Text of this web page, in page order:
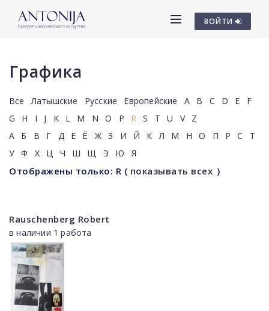
ВОЙТИ
Графика
Все Латышские Русские Европейские A B C D E
F
G
H I J K L M N O P R S T U V
Z
А
Б В Г Д Е Ё Ж З И Й К Л М Н О П Р С
Т
У
Ф Х Ц Ч Ш Щ Э Ю Я
Отображены только: R ( показывать всех )
Rauschenberg Robert
в наличии 1 работа